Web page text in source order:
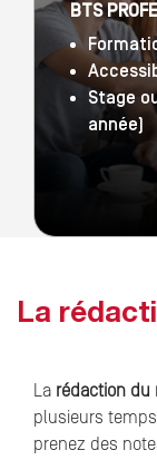
BTS
Stage
année)
La
La rédaction du
plusieurs
prenez des